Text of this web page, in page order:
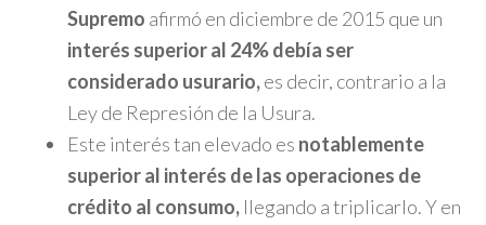
Supremo afirmó en diciembre de 2015 que un
interés superior al 24% debía ser
considerado usurario,es decir, contrario a la
Ley de Represión de la Usura.
Este interés tan elevado es notablemente
superior al interés de las operaciones de
crédito al consumo, llegando a triplicarlo. Y en